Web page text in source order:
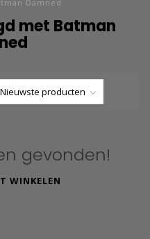
Damned
met Batman
gevonden!
WINKELEN